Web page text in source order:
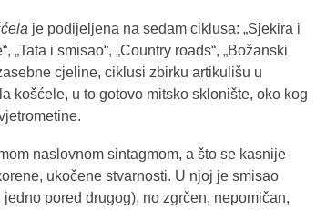
je podijeljena na sedam ciklusa: „Sjekira i
„Tata i smisao“, „Country roads“, „Božanski
cjeline, ciklusi zbirku artikulišu u
košćele, u to gotovo mitsko sklonište, oko kog
naslovnom sintagmom, a što se kasnije
ukočene stvarnosti. U njoj je smisao
pored drugog), no zgrčen, nepomičan,